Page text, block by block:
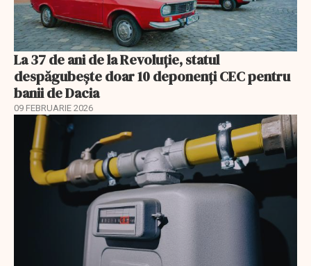
La 37 de ani de la Revoluție, statul
despăgubește doar 10 deponenți CEC pentru
banii de Dacia
09 FEBRUARIE 2026